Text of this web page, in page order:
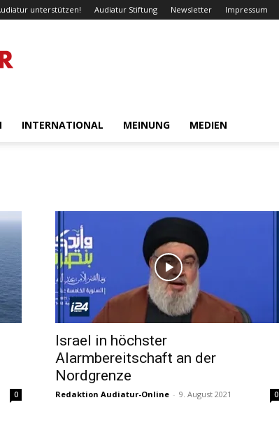
unterstützen! Audiatur Stiftung Newsletter Impressum
INTERNATIONAL MEINUNG MEDIEN
0
Israel in höchster
Alarmbereitschaft an der
Nordgrenze
Redaktion Audiatur-Online - 9. August 2021 0